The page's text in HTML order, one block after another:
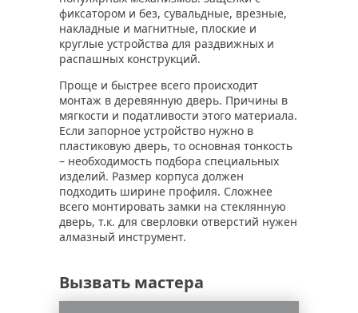
фиксатором и без, сувальдные, врезные,
накладные и магнитные, плоские и
круглые устройства для раздвижных и
распашных конструкций.
Проще и быстрее всего происходит
монтаж в деревянную дверь. Причины в
мягкости и податливости этого материала.
Если запорное устройство нужно в
пластиковую дверь, то основная тонкость
– необходимость подбора специальных
изделий. Размер корпуса должен
подходить ширине профиля. Сложнее
всего монтировать замки на стеклянную
дверь, т.к. для сверловки отверстий нужен
алмазный инструмент.
Вызвать мастера